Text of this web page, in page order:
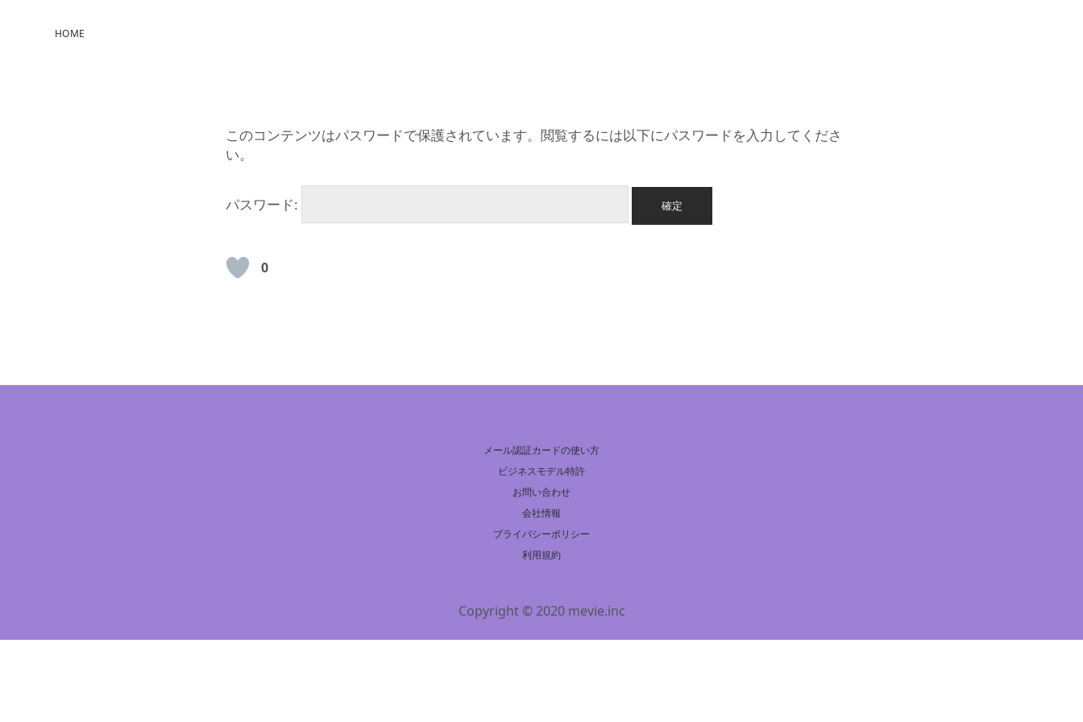
HOME
このコンテンツはパスワードで保護されています。閲覧するには以下にパスワードを入力してくださ
い。
パスワード:
0
メール認証カードの使い方
ビジネスモデル特許
お問い合わせ
会社情報
プライバシーポリシー
利用規約
Copyright © 2020 mevie.inc